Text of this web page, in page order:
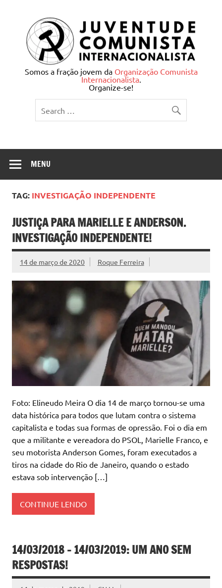
Juventude Comunista
Internacionalista
Somos a fração jovem da Organização Comunista
Internacionalista.
Organize-se!
MENU
TAG: INVESTIGAÇÃO INDEPENDENTE
JUSTIÇA PARA MARIELLE E ANDERSON.
INVESTIGAÇÃO INDEPENDENTE!
14 de março de 2020 Roque Ferreira
Foto: Elineudo Meira O dia 14 de março tornou-se uma
data histórica para todos que lutam contra o sistema
capitalista e todas sua formas de opressão. Foi o dia em
que a militante e vereadora do PSOL, Marielle Franco, e
seu motorista Anderson Gomes, foram executados a
tiros na cidade do Rio de Janeiro, quando o estado
estava sob intervenção […]
CONTINUE LENDO
14/03/2018 – 14/03/2019: UM ANO SEM
RESPOSTAS!